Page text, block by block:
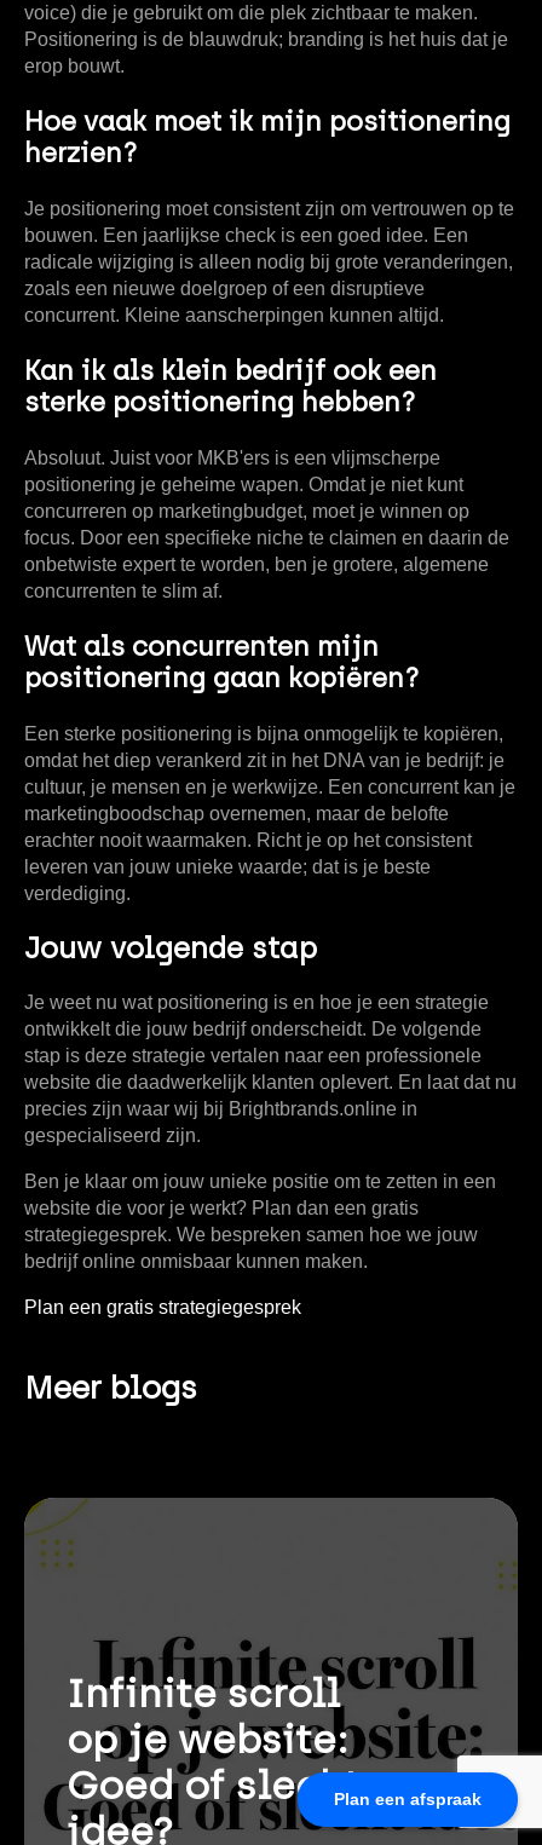
Plan een afspraak
voice) die je gebruikt om die plek zichtbaar te maken.
Positionering is de blauwdruk; branding is het huis dat je
erop bouwt.
Hoe vaak moet ik mijn positionering
herzien?
Je positionering moet consistent zijn om vertrouwen op te
bouwen. Een jaarlijkse check is een goed idee. Een
radicale wijziging is alleen nodig bij grote veranderingen,
zoals een nieuwe doelgroep of een disruptieve
concurrent. Kleine aanscherpingen kunnen altijd.
Kan ik als klein bedrijf ook een
sterke positionering hebben?
Absoluut. Juist voor MKB'ers is een vlijmscherpe
positionering je geheime wapen. Omdat je niet kunt
concurreren op marketingbudget, moet je winnen op
focus. Door een specifieke niche te claimen en daarin de
onbetwiste expert te worden, ben je grotere, algemene
concurrenten te slim af.
Wat als concurrenten mijn
positionering gaan kopiëren?
Een sterke positionering is bijna onmogelijk te kopiëren,
omdat het diep verankerd zit in het DNA van je bedrijf: je
cultuur, je mensen en je werkwijze. Een concurrent kan je
marketingboodschap overnemen, maar de belofte
erachter nooit waarmaken. Richt je op het consistent
leveren van jouw unieke waarde; dat is je beste
verdediging.
Jouw volgende stap
Je weet nu wat positionering is en hoe je een strategie
ontwikkelt die jouw bedrijf onderscheidt. De volgende
stap is deze strategie vertalen naar een professionele
website die daadwerkelijk klanten oplevert. En laat dat nu
precies zijn waar wij bij Brightbrands.online in
gespecialiseerd zijn.
Ben je klaar om jouw unieke positie om te zetten in een
website die voor je werkt? Plan dan een gratis
strategiegesprek. We bespreken samen hoe we jouw
bedrijf online onmisbaar kunnen maken.
Plan een gratis strategiegesprek
Meer blogs
Infinite scroll
op je website:
Goed of slecht
idee?